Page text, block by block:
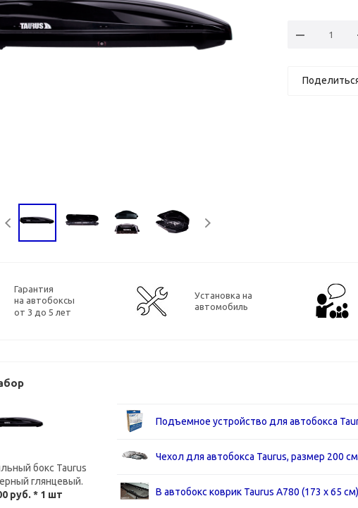
Гарантия
на автобоксы
от 3 до 5 лет
Установка на
автомобиль
бокс Taurus
глянцевый.
руб. * 1 шт
Подъемное устройство для автобокса
Чехол для автобокса Taurus, размер 200 cм
B автобокс коврик Taurus А780 (173 х 65 см)